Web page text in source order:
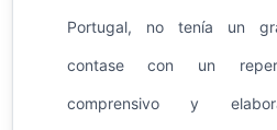
Portugal, no tenía un
contase con un
comprensivo y